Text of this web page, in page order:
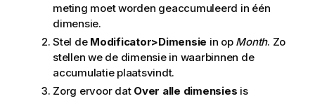
meting moet worden geaccumuleerd in één
dimensie.
Stel de Modificator>Dimensie in op Month. Zo
stellen we de dimensie in waarbinnen de
accumulatie plaatsvindt.
Zorg ervoor dat Over alle dimensies is